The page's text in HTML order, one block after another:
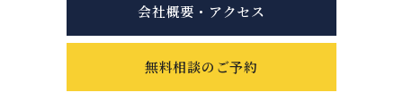
会社概要・アクセス
無料相談のご予約